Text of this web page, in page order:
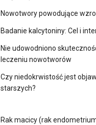
Nowotwory powodujące
Badanie kalcytoniny: Cel i
Nie udowodniono
leczeniu nowotworów
Czy niedokrwistość jest
starszych?
Rak macicy (rak